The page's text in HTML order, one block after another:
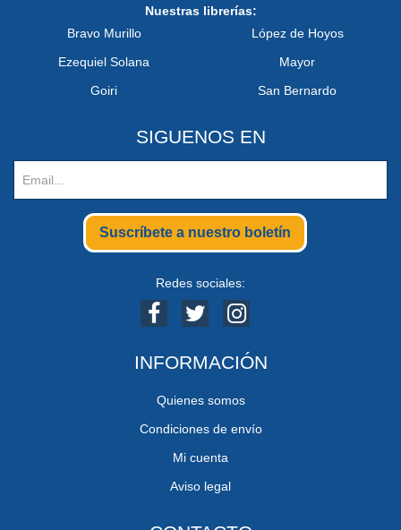
Nuestras librerías:
Bravo Murillo
Ezequiel Solana
Goiri
López de Hoyos
Mayor
San Bernardo
SIGUENOS EN
Suscríbete a nuestro boletín
Redes sociales:
INFORMACIÓN
Quienes somos
Condiciones de envío
Mi cuenta
Aviso legal